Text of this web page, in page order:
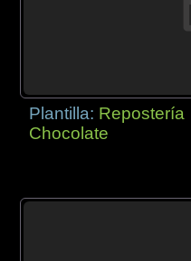
Plantilla: Repostería
Chocolate